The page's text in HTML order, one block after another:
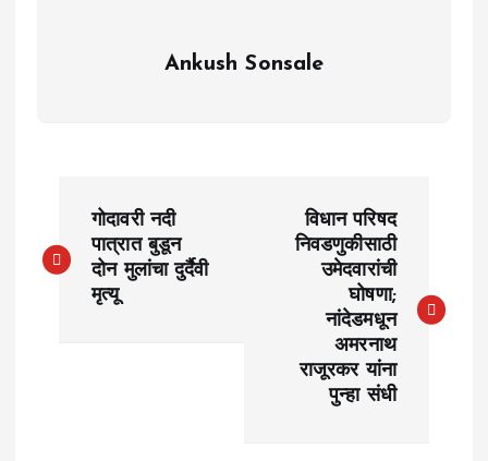
Ankush Sonsale
o
गोदावरी नदी
पात्रात बुडून
दोन मुलांचा दुर्दैवी
मृत्यू
विधान परिषद
निवडणुकीसाठी
उमेदवारांची
घोषणा;
नांदेडमधून
अमरनाथ
राजूरकर यांना
पुन्हा संधी